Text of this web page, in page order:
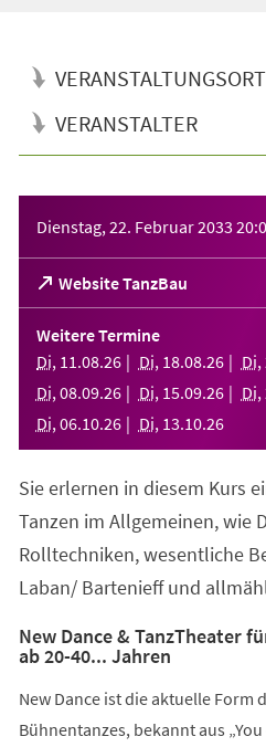
VERANSTALTUNGSORT
VERANSTALTER
Dienstag, 22. Februar 2033
Website TanzBau
(Öffnet
in
einem
neuen
Tab)
Weitere Termine
Di, 11 .08.26 Di, 18.08.26 Di,
Di, 08.09.26 Di, 15.09.26 Di,
Di, 06.10.26 Di, 13.10.26
Sie erlernen in diesem Kurs
Tanzen im Allgemeinen, wie
Rolltechniken, wesentliche
Laban/ Bartenieff und
New Dance & TanzTheater
ab 20-40... Jahren
New Dance ist die aktuelle Form
Bühnentanzes, bekannt aus